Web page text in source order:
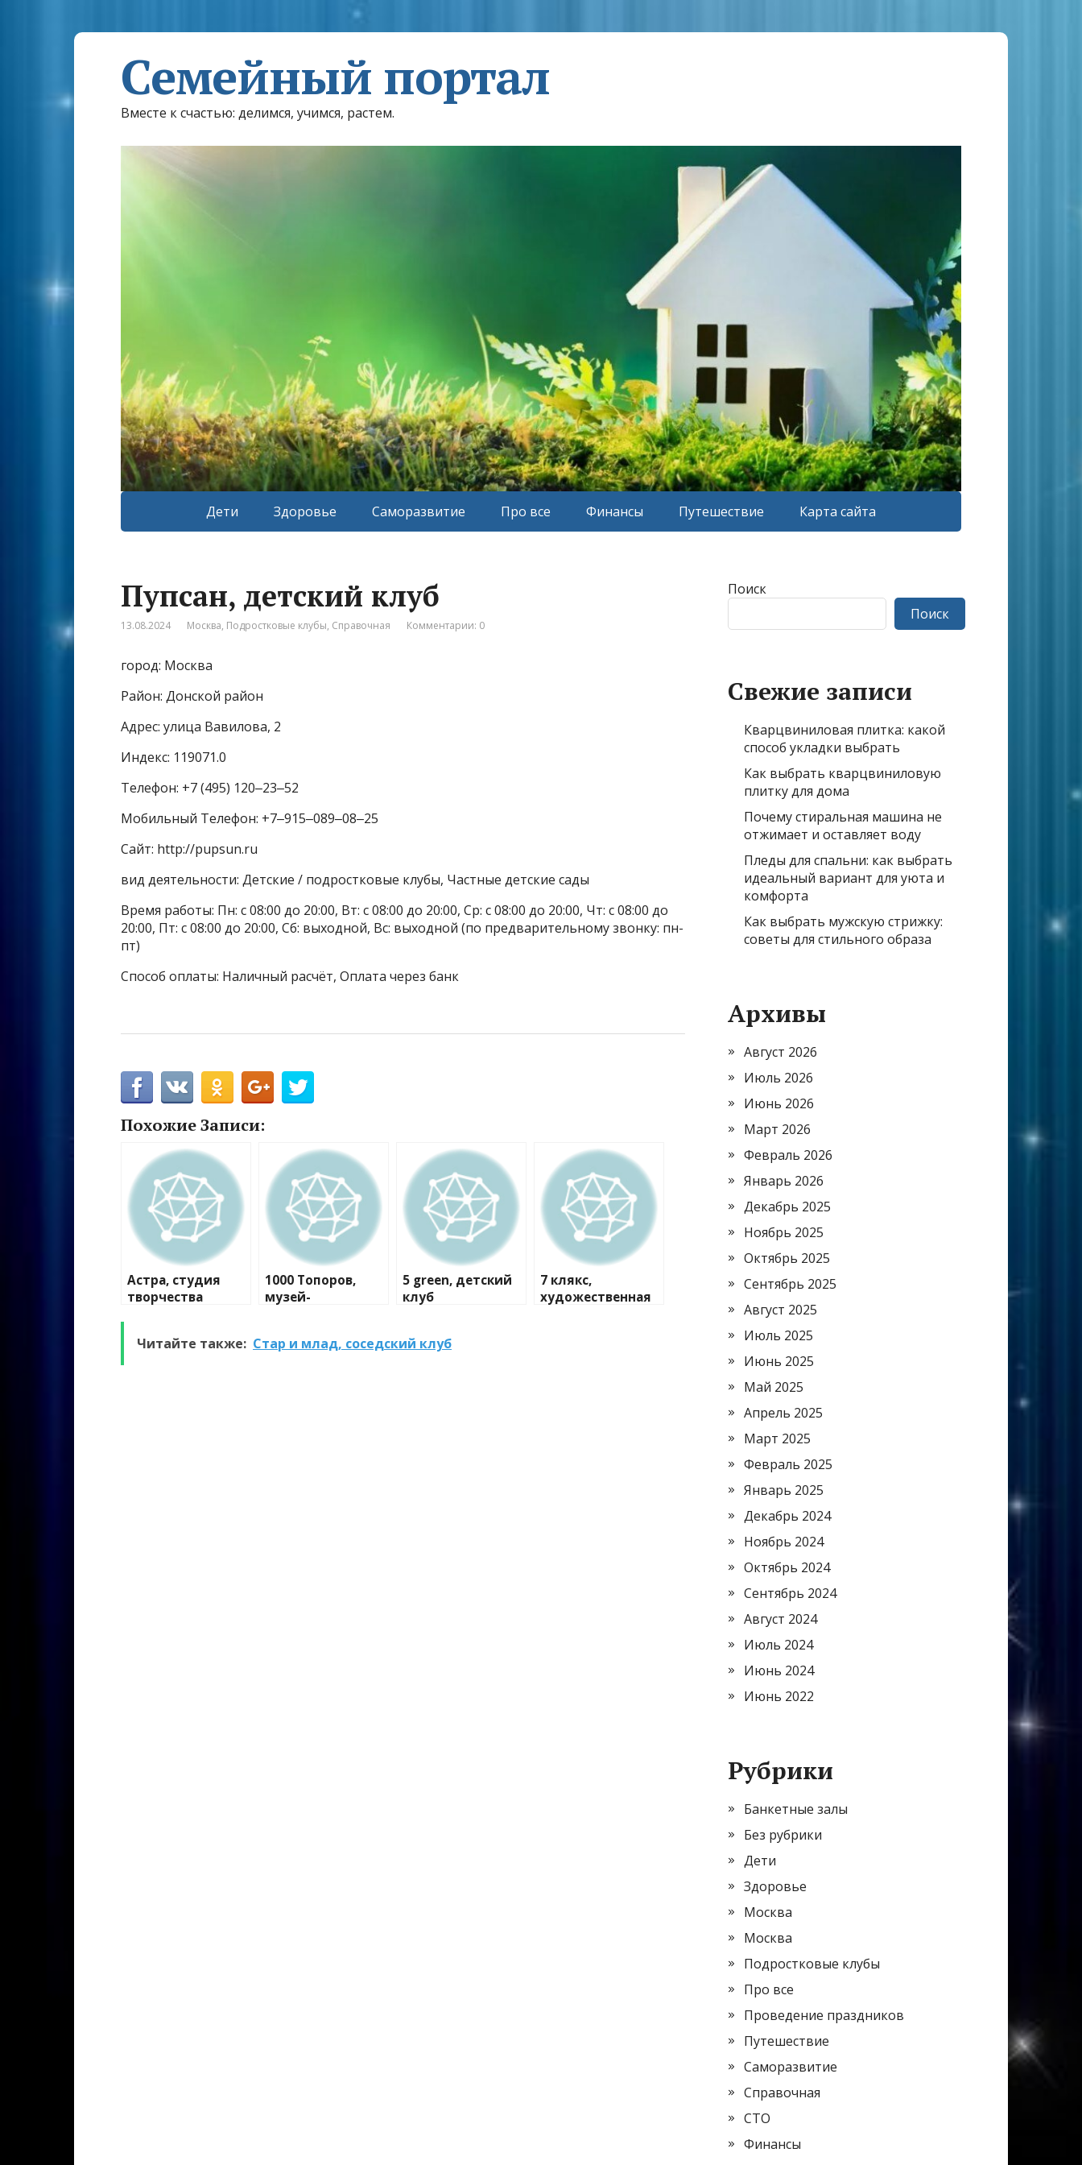
Семейный портал
Вместе к счастью: делимся, учимся, растем.
Дети Здоровье Саморазвитие Про все Финансы Путешествие Карта сайта
Пупсан, детский клуб
13.08.2024 Москва, Подростковые клубы, Справочная Комментарии: 0
город: Москва
Район: Донской район
Адрес: улица Вавилова, 2
Индекс: 119071.0
Телефон: +7 (495) 120‒23‒52
Мобильный Телефон: +7‒915‒089‒08‒25
Сайт: http://pupsun.ru
вид деятельности: Детские / подростковые клубы, Частные детские сады
Время работы: Пн: с 08:00 до 20:00, Вт: с 08:00 до 20:00, Ср: с 08:00 до 20:00, Чт: с 08:00 до
20:00, Пт: с 08:00 до 20:00, Сб: выходной, Вс: выходной (по предварительному звонку: пн-
пт)
Способ оплаты: Наличный расчёт, Оплата через банк
Похожие Записи:
Астра, студия
творчества
1000 Топоров,
музей-
5 green, детский
клуб
7 клякс,
художественная
Читайте также: Стар и млад, соседский клуб
Поиск
Поиск
Свежие записи
Кварцвиниловая плитка: какой
способ укладки выбрать
Как выбрать кварцвиниловую
плитку для дома
Почему стиральная машина не
отжимает и оставляет воду
Пледы для спальни: как выбрать
идеальный вариант для уюта и
комфорта
Как выбрать мужскую стрижку:
советы для стильного образа
Архивы
Август 2026
Июль 2026
Июнь 2026
Март 2026
Февраль 2026
Январь 2026
Декабрь 2025
Ноябрь 2025
Октябрь 2025
Сентябрь 2025
Август 2025
Июль 2025
Июнь 2025
Май 2025
Апрель 2025
Март 2025
Февраль 2025
Январь 2025
Декабрь 2024
Ноябрь 2024
Октябрь 2024
Сентябрь 2024
Август 2024
Июль 2024
Июнь 2024
Июнь 2022
Рубрики
Банкетные залы
Без рубрики
Дети
Здоровье
Москва
Москва
Подростковые клубы
Про все
Проведение праздников
Путешествие
Саморазвитие
Справочная
СТО
Финансы